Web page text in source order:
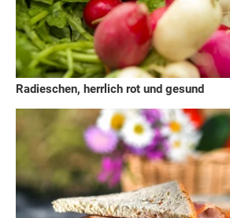
Radieschen, herrlich rot und gesund